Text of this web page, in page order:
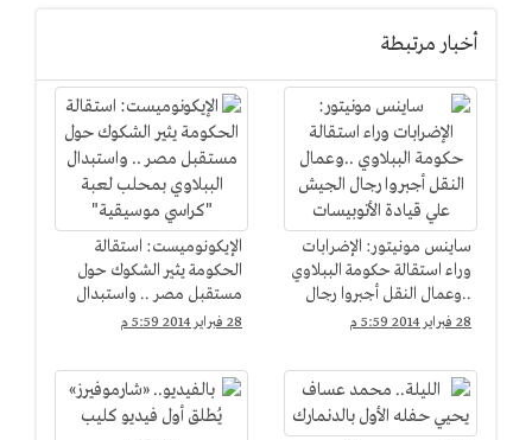
أخبار مرتبطة
ساينس مونيتور: الإضرابات
وراء استقالة حكومة الببلاوي
..وعمال النقل أجبروا رجال
الجيش علي قيادة
28 فبراير 2014 5:59 م
الإيكونوميست: استقالة
الحكومة يثير الشكوك حول
مستقبل مصر .. واستبدال
الببلاوي بمحلب لعبة
28 فبراير 2014 5:59 م